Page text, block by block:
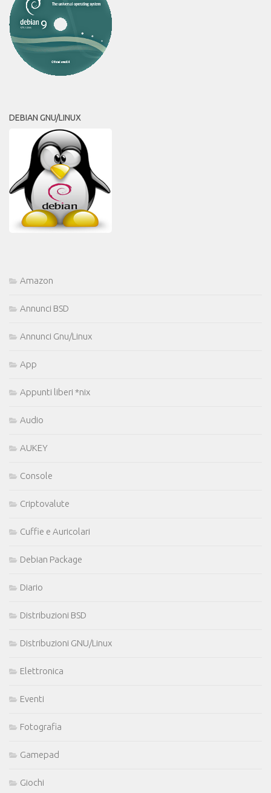
DEBIAN GNU/LINUX
Amazon
Annunci BSD
Annunci Gnu/Linux
App
Appunti liberi *nix
Audio
AUKEY
Console
Criptovalute
Cuffie e Auricolari
Debian Package
Diario
Distribuzioni BSD
Distribuzioni GNU/Linux
Elettronica
Eventi
Fotografia
Gamepad
Giochi